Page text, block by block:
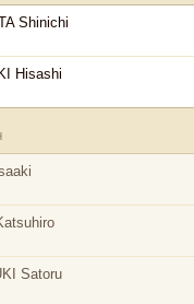
Shinichi
Hisashi
Satoru